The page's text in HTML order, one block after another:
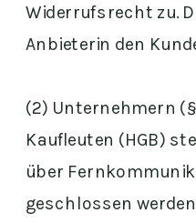
Widerrufsrecht zu.
Anbieterin den
(2) Unternehmern (§
Kaufleuten (HGB)
über
geschlossen